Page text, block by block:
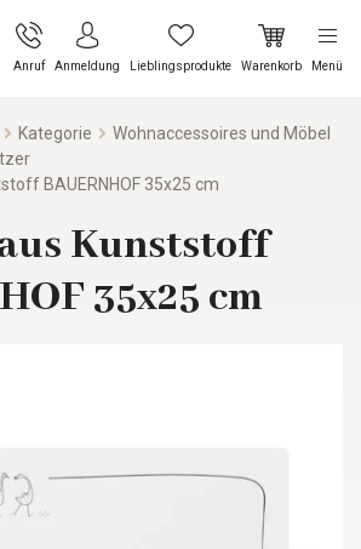
Anruf Anmeldung Lieblingsprodukte Warenkorb Menü
Kategorie
Wohnaccessoires und Möbel
BAUERNHOF 35x25 cm
Kunststoff
35x25 cm